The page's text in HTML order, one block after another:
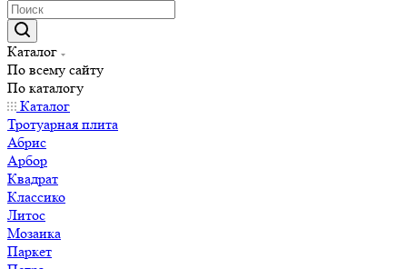
Каталог
По всему сайту
По каталогу
Каталог
Тротуарная плита
Абрис
Арбор
Квадрат
Классико
Литос
Мозаика
Паркет